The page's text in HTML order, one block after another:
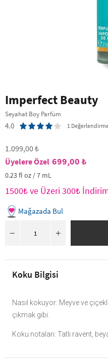
Imperfect Beauty
Seyahat Boy Parfüm
4.0 1
1.099,00 ₺
699,00 ₺
0.23 fl oz / 7 mL
1500₺ ve Üzeri 300₺
Mağazada Bul
Koku Bilgisi
Nasıl kokuyor: Meyve ve
çıkmak gibi.
Koku notaları: Tatlı ravent,